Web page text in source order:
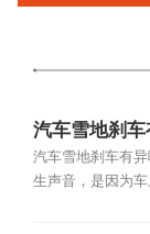
汽车雪地刹车
汽车雪地刹车有
生声音，是因为